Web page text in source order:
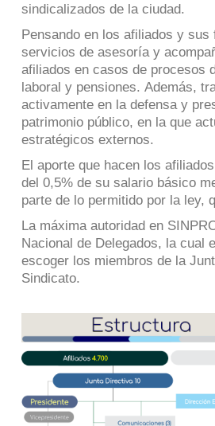
sindicalizados de la ciudad.
Pensando en los afiliados y
servicios de asesoría y
afiliados en casos de procesos
laboral y pensiones. Además,
activamente en la defensa y
patrimonio público, en la que
estratégicos externos.
El aporte que hacen los
del 0,5% de su salario básico
parte de lo permitido por la ley,
La máxima autoridad en
Nacional de Delegados, la cual
escoger los miembros de la
Sindicato.